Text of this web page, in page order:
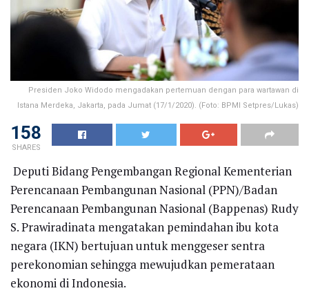
Presiden Joko Widodo mengadakan pertemuan dengan para wartawan di
Istana Merdeka, Jakarta, pada Jumat (17/1/2020). (Foto: BPMI Setpres/Lukas)
158
SHARES
Deputi Bidang Pengembangan Regional Kementerian
Perencanaan Pembangunan Nasional (PPN)/Badan
Perencanaan Pembangunan Nasional (Bappenas) Rudy
S. Prawiradinata mengatakan pemindahan ibu kota
negara (IKN) bertujuan untuk menggeser sentra
perekonomian sehingga mewujudkan pemerataan
ekonomi di Indonesia.